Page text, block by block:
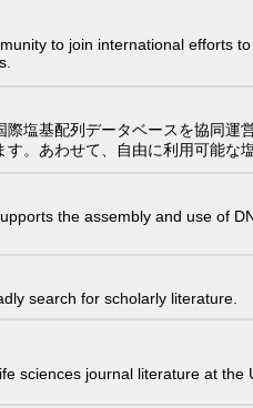
to join international efforts
塩基配列データベースを協同
。あわせて、自由に利用可能な
the assembly and use of
search for scholarly literature.
sciences journal literature at